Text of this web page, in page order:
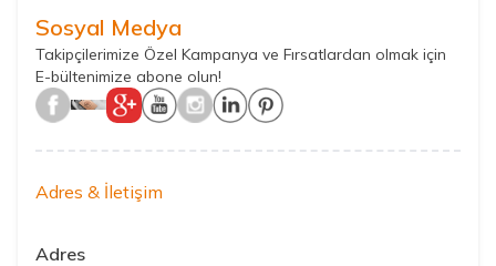
Sosyal Medya
Takipçilerimize Özel Kampanya ve Fırsatlardan olmak için
E-bültenimize abone olun!
Adres & İletişim
Adres